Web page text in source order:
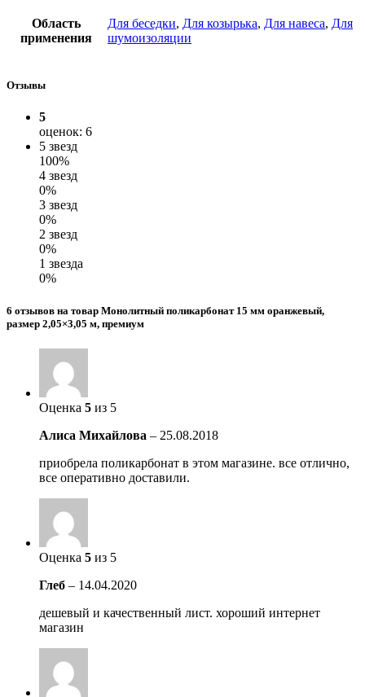
Область
применения
Для беседки, Для козырька, Для навеса, Для
шумоизоляции
Отзывы
5
оценок: 6
5 звезд
100%
4 звезд
0%
3 звезд
0%
2 звезд
0%
1 звезда
0%
6 отзывов на товар Монолитный поликарбонат 15 мм оранжевый,
размер 2,05×3,05 м, премиум
Оценка 5 из 5
Алиса Михайлова – 25.08.2018
приобрела поликарбонат в этом магазине. все отлично,
все оперативно доставили.
Оценка 5 из 5
Глеб – 14.04.2020
дешевый и качественный лист. хороший интернет
магазин